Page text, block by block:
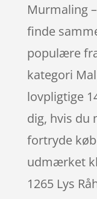
Murmaling
finde
populære
kategori
lovpligtige
dig, hvis du
fortryde
udmærket
1265 Lys